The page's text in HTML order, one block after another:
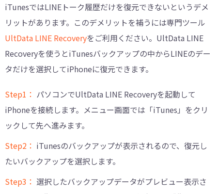
iTunesではLINEトーク履歴だけを復元できないというデメ
リットがあります。このデメリットを補うには専門ツール
UltData LINE Recoveryをご利用ください。UltData LINE
Recoveryを使うとiTunesバックアップの中からLINEのデー
タだけを選択してiPhoneに復元できます。
Step1： パソコンでUltData LINE Recoveryを起動して
iPhoneを接続します。メニュー画面では「iTunes」をクリ
ックして先へ進みます。
Step2： iTunesのバックアップが表示されるので、復元し
たいバックアップを選択します。
Step3： 選択したバックアップデータがプレビュー表示さ